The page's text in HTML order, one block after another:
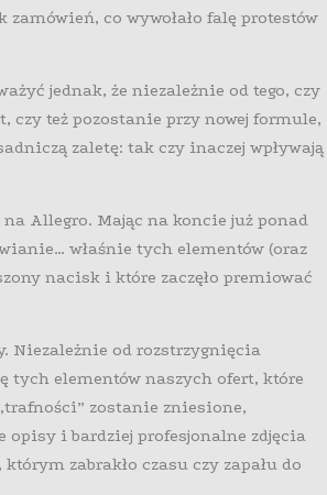
co wywołało falę protestów
jednak, że niezależnie od tego, czy
czy też pozostanie przy nowej formule,
zaletę: tak czy inaczej wpływają
Allegro. Mając na koncie już ponad
właśnie tych elementów (oraz
nacisk i które zaczęło premiować
Niezależnie od rozstrzygnięcia
tych elementów naszych ofert, które
zostanie zniesione,
opisy i bardziej profesjonalne zdjęcia
zabrakło czasu czy zapału do